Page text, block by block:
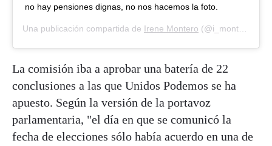
no hay pensiones dignas, no nos hacemos la foto.
Una publicación compartida de Irene Montero (@i_montero_) el
La comisión iba a aprobar una batería de 22
conclusiones a las que Unidos Podemos se ha
apuesto. Según la versión de la portavoz
parlamentaria, "el día en que se comunicó la
fecha de elecciones sólo había acuerdo en una de